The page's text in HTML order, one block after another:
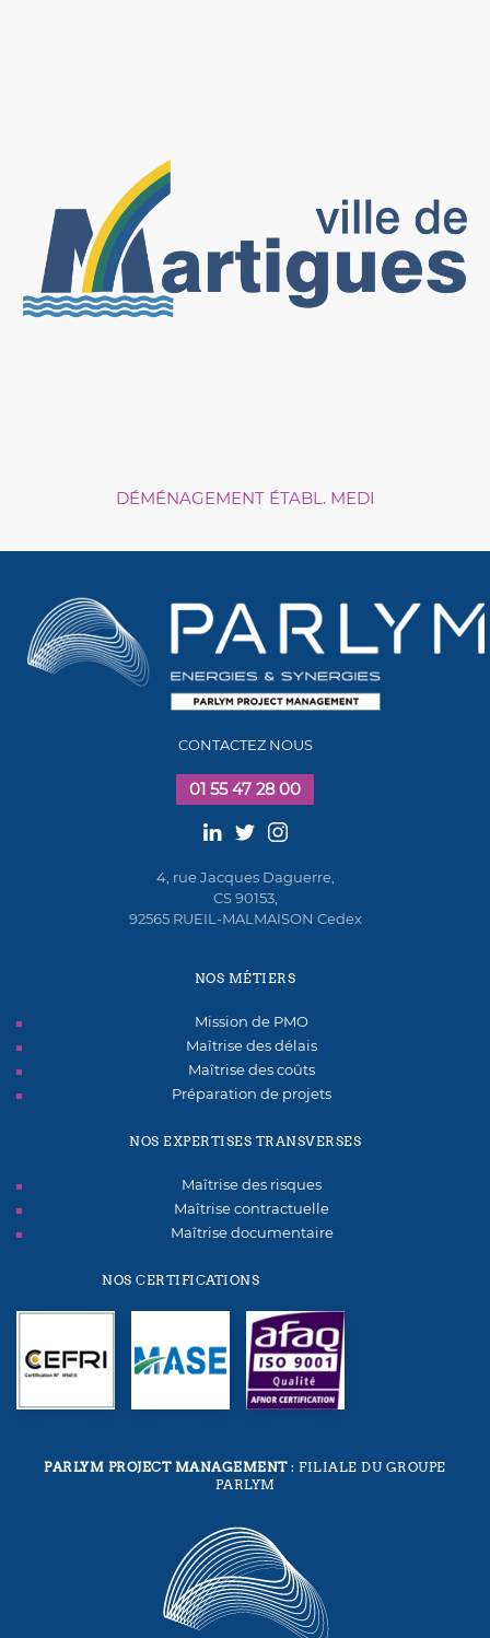
DÉMÉNAGEMENT ÉTABL. MEDI
CONTACTEZ NOUS
01 55 47 28 00
4, rue Jacques Daguerre,
CS 90153,
92565 RUEIL-MALMAISON Cedex
NOS MÉTIERS
Mission de PMO
Maîtrise des délais
Maîtrise des coûts
Préparation de projets
NOS EXPERTISES TRANSVERSES
Maîtrise des risques
Maîtrise contractuelle
Maîtrise documentaire
NOS CERTIFICATIONS
PARLYM PROJECT MANAGEMENT: FILIALE DU GROUPE
PARLYM